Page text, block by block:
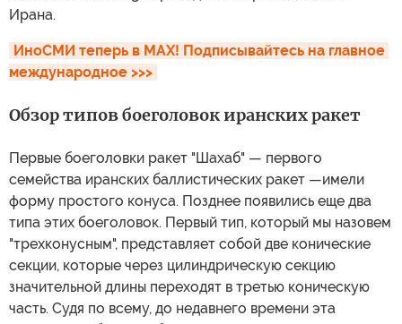
Ирана.
ИноСМИ теперь в MAX! Подписывайтесь на главное
международное >>>
Обзор типов боеголовок иранских ракет
Первые боеголовки ракет "Шахаб" — первого
семейства иранских баллистических ракет —имели
форму простого конуса. Позднее появились еще два
типа этих боеголовок. Первый тип, который мы назовем
"трехконусным", представляет собой две конические
секции, которые через цилиндрическую секцию
значительной длины переходят в третью коническую
часть. Судя по всему, до недавнего времени эта